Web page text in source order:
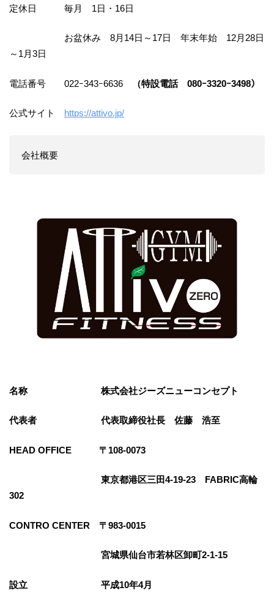
定休日 毎月 1日・16日
お盆休み 8月14日～17日 年末年始 12月28日
～1月3日
電話番号 022ｰ343ｰ6636 （特設電話 080ｰ3320ｰ3498）
公式サイト https://attivo.jp/
会社概要
名称 株式会社ジーズニューコンセプト
代表者 代表取締役社長 佐藤 浩至
HEAD OFFICE 〒108-0073
東京都港区三田4-19-23 FABRIC高輪
302
CONTRO CENTER 〒983-0015
宮城県仙台市若林区卸町2-1-15
設立 平成10年4月